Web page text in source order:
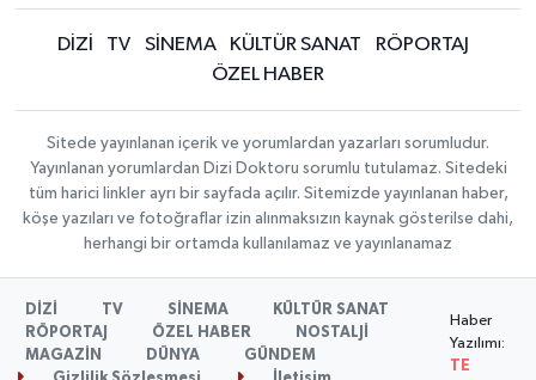
DİZİ TV SİNEMA KÜLTÜR SANAT
RÖPORTAJ
ÖZEL HABER
Sitede yayınlanan içerik ve yorumlardan yazarları sorumludur.
Yayınlanan yorumlardan Dizi Doktoru sorumlu tutulamaz. Sitedeki
tüm harici linkler ayrı bir sayfada açılır. Sitemizde yayınlanan haber,
köşe yazıları ve fotoğraflar izin alınmaksızın kaynak gösterilse dahi,
herhangi bir ortamda kullanılamaz ve yayınlanamaz
DİZİ TV SİNEMA
KÜLTÜR SANAT
RÖPORTAJ
ÖZEL HABER
NOSTALJİ
MAGAZİN
DÜNYA
GÜNDEM
Haber
Yazılımı:
TE